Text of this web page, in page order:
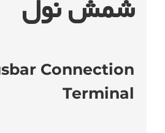
شمش نول
Connection
Terminal